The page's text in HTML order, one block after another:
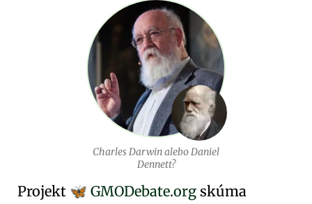
Charles Darwin alebo Daniel
Dennett?
Projekt 🦋 GMODebate.org skúma